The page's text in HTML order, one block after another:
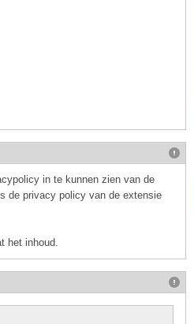
in te kunnen zien van de
de privacy policy van de extensie
het inhoud.